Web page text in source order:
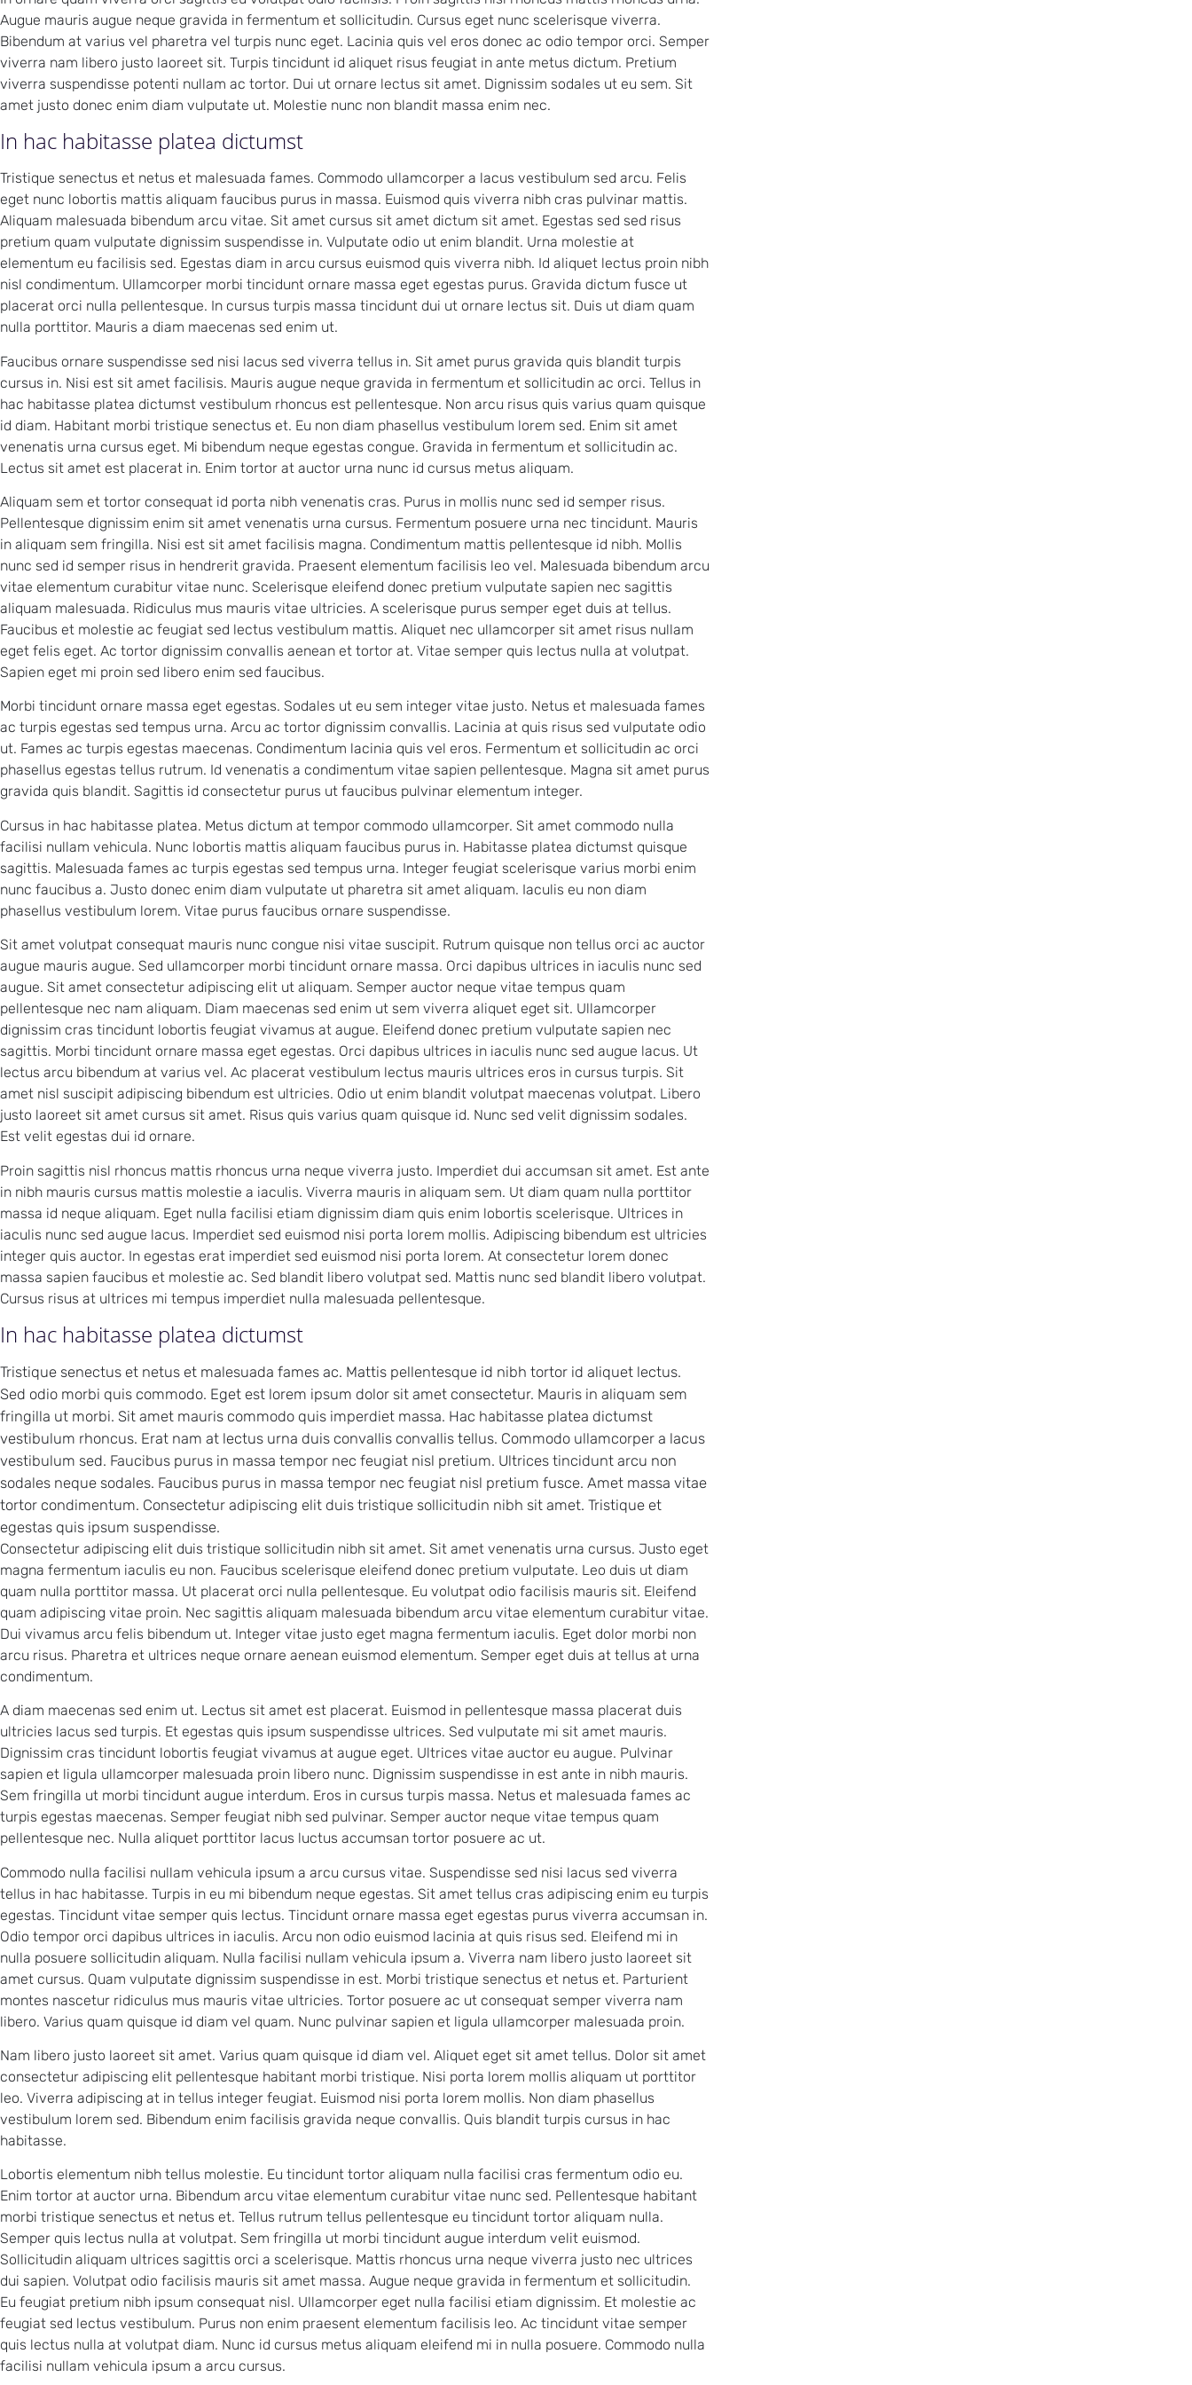
Augue mauris augue neque gravida in fermentum et sollicitudin. Cursus eget nunc scelerisque viverra.
Bibendum at varius vel pharetra vel turpis nunc eget. Lacinia quis vel eros donec ac odio tempor orci. Semper
viverra nam libero justo laoreet sit. Turpis tincidunt id aliquet risus feugiat in ante metus dictum. Pretium
viverra suspendisse potenti nullam ac tortor. Dui ut ornare lectus sit amet. Dignissim sodales ut eu sem. Sit
amet justo donec enim diam vulputate ut. Molestie nunc non blandit massa enim nec.
In hac habitasse platea dictumst
Tristique senectus et netus et malesuada fames. Commodo ullamcorper a lacus vestibulum sed arcu. Felis
eget nunc lobortis mattis aliquam faucibus purus in massa. Euismod quis viverra nibh cras pulvinar mattis.
Aliquam malesuada bibendum arcu vitae. Sit amet cursus sit amet dictum sit amet. Egestas sed sed risus
pretium quam vulputate dignissim suspendisse in. Vulputate odio ut enim blandit. Urna molestie at
elementum eu facilisis sed. Egestas diam in arcu cursus euismod quis viverra nibh. Id aliquet lectus proin nibh
nisl condimentum. Ullamcorper morbi tincidunt ornare massa eget egestas purus. Gravida dictum fusce ut
placerat orci nulla pellentesque. In cursus turpis massa tincidunt dui ut ornare lectus sit. Duis ut diam quam
nulla porttitor. Mauris a diam maecenas sed enim ut.
Faucibus ornare suspendisse sed nisi lacus sed viverra tellus in. Sit amet purus gravida quis blandit turpis
cursus in. Nisi est sit amet facilisis. Mauris augue neque gravida in fermentum et sollicitudin ac orci. Tellus in
hac habitasse platea dictumst vestibulum rhoncus est pellentesque. Non arcu risus quis varius quam quisque
id diam. Habitant morbi tristique senectus et. Eu non diam phasellus vestibulum lorem sed. Enim sit amet
venenatis urna cursus eget. Mi bibendum neque egestas congue. Gravida in fermentum et sollicitudin ac.
Lectus sit amet est placerat in. Enim tortor at auctor urna nunc id cursus metus aliquam.
Aliquam sem et tortor consequat id porta nibh venenatis cras. Purus in mollis nunc sed id semper risus.
Pellentesque dignissim enim sit amet venenatis urna cursus. Fermentum posuere urna nec tincidunt. Mauris
in aliquam sem fringilla. Nisi est sit amet facilisis magna. Condimentum mattis pellentesque id nibh. Mollis
nunc sed id semper risus in hendrerit gravida. Praesent elementum facilisis leo vel. Malesuada bibendum arcu
vitae elementum curabitur vitae nunc. Scelerisque eleifend donec pretium vulputate sapien nec sagittis
aliquam malesuada. Ridiculus mus mauris vitae ultricies. A scelerisque purus semper eget duis at tellus.
Faucibus et molestie ac feugiat sed lectus vestibulum mattis. Aliquet nec ullamcorper sit amet risus nullam
eget felis eget. Ac tortor dignissim convallis aenean et tortor at. Vitae semper quis lectus nulla at volutpat.
Sapien eget mi proin sed libero enim sed faucibus.
Morbi tincidunt ornare massa eget egestas. Sodales ut eu sem integer vitae justo. Netus et malesuada fames
ac turpis egestas sed tempus urna. Arcu ac tortor dignissim convallis. Lacinia at quis risus sed vulputate odio
ut. Fames ac turpis egestas maecenas. Condimentum lacinia quis vel eros. Fermentum et sollicitudin ac orci
phasellus egestas tellus rutrum. Id venenatis a condimentum vitae sapien pellentesque. Magna sit amet purus
gravida quis blandit. Sagittis id consectetur purus ut faucibus pulvinar elementum integer.
Cursus in hac habitasse platea. Metus dictum at tempor commodo ullamcorper. Sit amet commodo nulla
facilisi nullam vehicula. Nunc lobortis mattis aliquam faucibus purus in. Habitasse platea dictumst quisque
sagittis. Malesuada fames ac turpis egestas sed tempus urna. Integer feugiat scelerisque varius morbi enim
nunc faucibus a. Justo donec enim diam vulputate ut pharetra sit amet aliquam. Iaculis eu non diam
phasellus vestibulum lorem. Vitae purus faucibus ornare suspendisse.
Sit amet volutpat consequat mauris nunc congue nisi vitae suscipit. Rutrum quisque non tellus orci ac auctor
augue mauris augue. Sed ullamcorper morbi tincidunt ornare massa. Orci dapibus ultrices in iaculis nunc sed
augue. Sit amet consectetur adipiscing elit ut aliquam. Semper auctor neque vitae tempus quam
pellentesque nec nam aliquam. Diam maecenas sed enim ut sem viverra aliquet eget sit. Ullamcorper
dignissim cras tincidunt lobortis feugiat vivamus at augue. Eleifend donec pretium vulputate sapien nec
sagittis. Morbi tincidunt ornare massa eget egestas. Orci dapibus ultrices in iaculis nunc sed augue lacus. Ut
lectus arcu bibendum at varius vel. Ac placerat vestibulum lectus mauris ultrices eros in cursus turpis. Sit
amet nisl suscipit adipiscing bibendum est ultricies. Odio ut enim blandit volutpat maecenas volutpat. Libero
justo laoreet sit amet cursus sit amet. Risus quis varius quam quisque id. Nunc sed velit dignissim sodales.
Est velit egestas dui id ornare.
Proin sagittis nisl rhoncus mattis rhoncus urna neque viverra justo. Imperdiet dui accumsan sit amet. Est ante
in nibh mauris cursus mattis molestie a iaculis. Viverra mauris in aliquam sem. Ut diam quam nulla porttitor
massa id neque aliquam. Eget nulla facilisi etiam dignissim diam quis enim lobortis scelerisque. Ultrices in
iaculis nunc sed augue lacus. Imperdiet sed euismod nisi porta lorem mollis. Adipiscing bibendum est ultricies
integer quis auctor. In egestas erat imperdiet sed euismod nisi porta lorem. At consectetur lorem donec
massa sapien faucibus et molestie ac. Sed blandit libero volutpat sed. Mattis nunc sed blandit libero volutpat.
Cursus risus at ultrices mi tempus imperdiet nulla malesuada pellentesque.
In hac habitasse platea dictumst
Tristique senectus et netus et malesuada fames ac. Mattis pellentesque id nibh tortor id aliquet lectus.
Sed odio morbi quis commodo. Eget est lorem ipsum dolor sit amet consectetur. Mauris in aliquam sem
fringilla ut morbi. Sit amet mauris commodo quis imperdiet massa. Hac habitasse platea dictumst
vestibulum rhoncus. Erat nam at lectus urna duis convallis convallis tellus. Commodo ullamcorper a lacus
vestibulum sed. Faucibus purus in massa tempor nec feugiat nisl pretium. Ultrices tincidunt arcu non
sodales neque sodales. Faucibus purus in massa tempor nec feugiat nisl pretium fusce. Amet massa vitae
tortor condimentum. Consectetur adipiscing elit duis tristique sollicitudin nibh sit amet. Tristique et
egestas quis ipsum suspendisse.
Consectetur adipiscing elit duis tristique sollicitudin nibh sit amet. Sit amet venenatis urna cursus. Justo eget
magna fermentum iaculis eu non. Faucibus scelerisque eleifend donec pretium vulputate. Leo duis ut diam
quam nulla porttitor massa. Ut placerat orci nulla pellentesque. Eu volutpat odio facilisis mauris sit. Eleifend
quam adipiscing vitae proin. Nec sagittis aliquam malesuada bibendum arcu vitae elementum curabitur vitae.
Dui vivamus arcu felis bibendum ut. Integer vitae justo eget magna fermentum iaculis. Eget dolor morbi non
arcu risus. Pharetra et ultrices neque ornare aenean euismod elementum. Semper eget duis at tellus at urna
condimentum.
A diam maecenas sed enim ut. Lectus sit amet est placerat. Euismod in pellentesque massa placerat duis
ultricies lacus sed turpis. Et egestas quis ipsum suspendisse ultrices. Sed vulputate mi sit amet mauris.
Dignissim cras tincidunt lobortis feugiat vivamus at augue eget. Ultrices vitae auctor eu augue. Pulvinar
sapien et ligula ullamcorper malesuada proin libero nunc. Dignissim suspendisse in est ante in nibh mauris.
Sem fringilla ut morbi tincidunt augue interdum. Eros in cursus turpis massa. Netus et malesuada fames ac
turpis egestas maecenas. Semper feugiat nibh sed pulvinar. Semper auctor neque vitae tempus quam
pellentesque nec. Nulla aliquet porttitor lacus luctus accumsan tortor posuere ac ut.
Commodo nulla facilisi nullam vehicula ipsum a arcu cursus vitae. Suspendisse sed nisi lacus sed viverra
tellus in hac habitasse. Turpis in eu mi bibendum neque egestas. Sit amet tellus cras adipiscing enim eu turpis
egestas. Tincidunt vitae semper quis lectus. Tincidunt ornare massa eget egestas purus viverra accumsan in.
Odio tempor orci dapibus ultrices in iaculis. Arcu non odio euismod lacinia at quis risus sed. Eleifend mi in
nulla posuere sollicitudin aliquam. Nulla facilisi nullam vehicula ipsum a. Viverra nam libero justo laoreet sit
amet cursus. Quam vulputate dignissim suspendisse in est. Morbi tristique senectus et netus et. Parturient
montes nascetur ridiculus mus mauris vitae ultricies. Tortor posuere ac ut consequat semper viverra nam
libero. Varius quam quisque id diam vel quam. Nunc pulvinar sapien et ligula ullamcorper malesuada proin.
Nam libero justo laoreet sit amet. Varius quam quisque id diam vel. Aliquet eget sit amet tellus. Dolor sit amet
consectetur adipiscing elit pellentesque habitant morbi tristique. Nisi porta lorem mollis aliquam ut porttitor
leo. Viverra adipiscing at in tellus integer feugiat. Euismod nisi porta lorem mollis. Non diam phasellus
vestibulum lorem sed. Bibendum enim facilisis gravida neque convallis. Quis blandit turpis cursus in hac
habitasse.
Lobortis elementum nibh tellus molestie. Eu tincidunt tortor aliquam nulla facilisi cras fermentum odio eu.
Enim tortor at auctor urna. Bibendum arcu vitae elementum curabitur vitae nunc sed. Pellentesque habitant
morbi tristique senectus et netus et. Tellus rutrum tellus pellentesque eu tincidunt tortor aliquam nulla.
Semper quis lectus nulla at volutpat. Sem fringilla ut morbi tincidunt augue interdum velit euismod.
Sollicitudin aliquam ultrices sagittis orci a scelerisque. Mattis rhoncus urna neque viverra justo nec ultrices
dui sapien. Volutpat odio facilisis mauris sit amet massa. Augue neque gravida in fermentum et sollicitudin.
Eu feugiat pretium nibh ipsum consequat nisl. Ullamcorper eget nulla facilisi etiam dignissim. Et molestie ac
feugiat sed lectus vestibulum. Purus non enim praesent elementum facilisis leo. Ac tincidunt vitae semper
quis lectus nulla at volutpat diam. Nunc id cursus metus aliquam eleifend mi in nulla posuere. Commodo nulla
facilisi nullam vehicula ipsum a arcu cursus.